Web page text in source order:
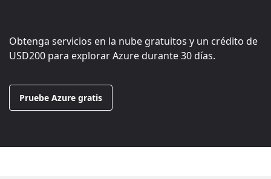
Obtenga servicios en la nube gratuitos y un crédito de
USD200 para explorar Azure durante 30 días.
Pruebe Azure gratis